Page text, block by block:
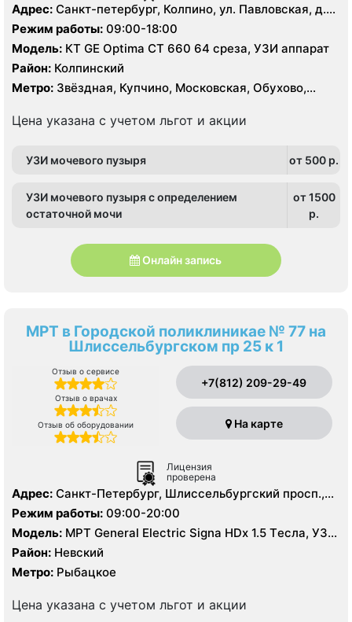
Адрес: Санкт-петербург, Колпино, ул. Павловская, д.
16, стр. 2, лит. А
Режим работы: 09:00-18:00
Модель: КТ GE Optima CT 660 64 среза, УЗИ аппарат
Район: Колпинский
Метро: Звёздная, Купчино, Московская, Обухово,
Цена указана с учетом льгот и акции
УЗИ мочевого пузыря от 500 p.
УЗИ мочевого пузыря с определением
остаточной мочи
от 1500
p.
Онлайн запись
МРТ в Городской поликлиникае № 77 на
Шлиссельбургском пр 25 к 1
Отзыв о сервисе
Отзыв о врачах
Отзыв об оборудовании
+7(812) 209-29-49
На карте
Лицензия
проверена
Адрес: Санкт-Петербург, Шлиссельбургский просп.,
25, корп. 1
Режим работы: 09:00-20:00
Модель: МРТ General Electric Signa HDх 1.5 Tесла, УЗИ,
Рентген
Район: Невский
Метро: Рыбацкое
Цена указана с учетом льгот и акции